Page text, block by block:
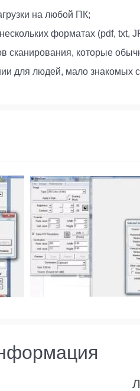
на любой ПК;
форматах (pdf, txt,
сканирования, которые
для людей, мало знакомых